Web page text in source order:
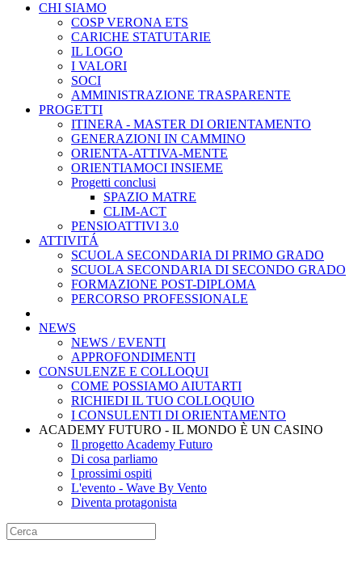
CHI SIAMO
COSP VERONA ETS
CARICHE STATUTARIE
IL LOGO
I VALORI
SOCI
AMMINISTRAZIONE TRASPARENTE
PROGETTI
ITINERA - MASTER DI ORIENTAMENTO
GENERAZIONI IN CAMMINO
ORIENTA-ATTIVA-MENTE
ORIENTIAMOCI INSIEME
Progetti conclusi
SPAZIO MATRE
CLIM-ACT
PENSIOATTIVI 3.0
ATTIVITÁ
SCUOLA SECONDARIA DI PRIMO GRADO
SCUOLA SECONDARIA DI SECONDO GRADO
FORMAZIONE POST-DIPLOMA
PERCORSO PROFESSIONALE
NEWS
NEWS / EVENTI
APPROFONDIMENTI
CONSULENZE E COLLOQUI
COME POSSIAMO AIUTARTI
RICHIEDI IL TUO COLLOQUIO
I CONSULENTI DI ORIENTAMENTO
ACADEMY FUTURO - IL MONDO È UN CASINO
Il progetto Academy Futuro
Di cosa parliamo
I prossimi ospiti
L'evento - Wave By Vento
Diventa protagonista